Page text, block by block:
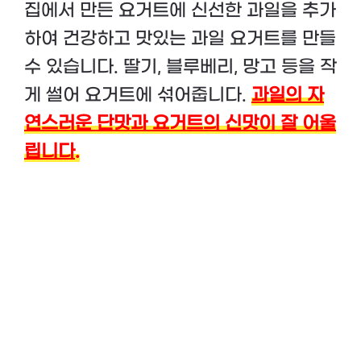
집에서 만든 요거트에 신선한 과일을 추가
하여 건강하고 맛있는 과일 요거트를 만들
수 있습니다. 딸기, 블루베리, 망고 등을 작
게 썰어 요거트에 섞어줍니다. 과일의 자
연스러운 단맛과 요거트의 신맛이 잘 어울
립니다.